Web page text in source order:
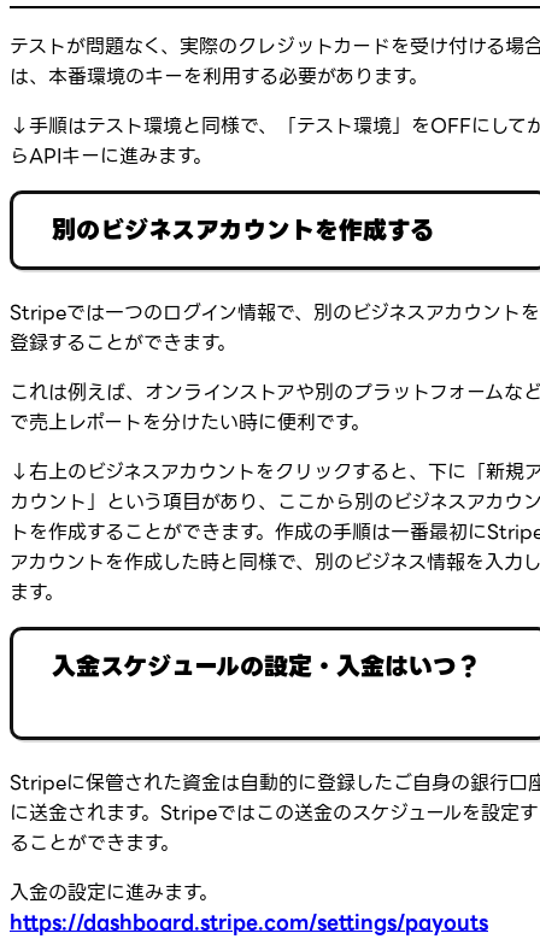
テストが問題なく、実際のクレジットカードを受け付ける場
は、本番環境のキーを利用する必要があります。
↓手順はテスト環境と同様で、「テスト環境」をOFFにして
らAPIキーに進みます。
別のビジネスアカウントを作成する
Stripeでは一つのログイン情報で、別のビジネスアカウントを
登録することができます。
これは例えば、オンラインストアや別のプラットフォームな
で売上レポートを分けたい時に便利です。
↓右上のビジネスアカウントをクリックすると、下に「新規
カウント」という項目があり、ここから別のビジネスアカウ
トを作成することができます。作成の手順は一番最初に
アカウントを作成した時と同様で、別のビジネス情報を入力
ます。
入金スケジュールの設定・入金はいつ？
Stripeに保管された資金は自動的に登録したご自身の銀行口
に送金されます。Stripeではこの送金のスケジュールを設定す
ることができます。
入金の設定に進みます。
https://dashboard.stripe.com/settings/payouts